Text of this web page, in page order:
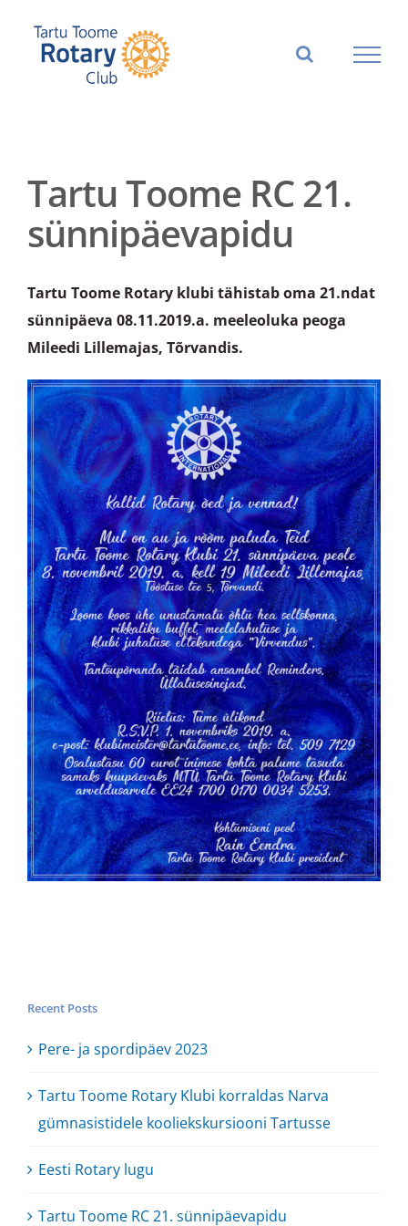
content
Tartu Toome RC 21.
sünnipäevapidu
Tartu Toome Rotary klubi tähistab oma 21.ndat
sünnipäeva 08.11.2019.a. meeleoluka peoga
Mileedi Lillemajas, Tõrvandis.
Recent Posts
Pere- ja spordipäev 2023
Tartu Toome Rotary Klubi korraldas Narva
gümnasistidele kooliekskursiooni Tartusse
Eesti Rotary lugu
Tartu Toome RC 21. sünnipäevapidu